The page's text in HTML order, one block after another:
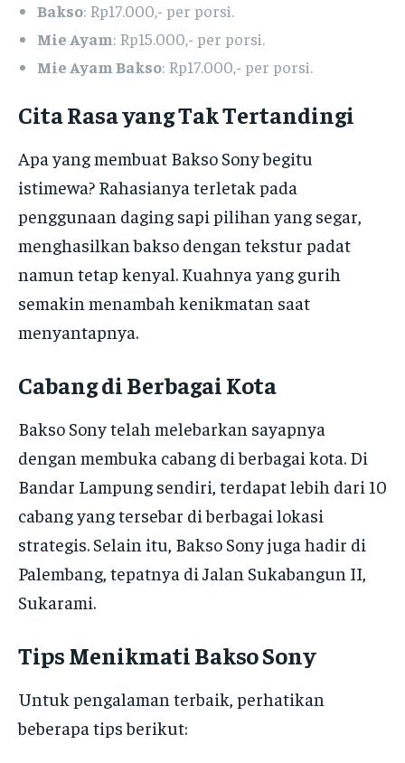
Bakso: Rp17.000,- per porsi.
Mie Ayam: Rp15.000,- per porsi.
Mie Ayam Bakso: Rp17.000,- per porsi.
Cita Rasa yang Tak Tertandingi
Apa yang membuat Bakso Sony begitu
istimewa? Rahasianya terletak pada
penggunaan daging sapi pilihan yang segar,
menghasilkan bakso dengan tekstur padat
namun tetap kenyal. Kuahnya yang gurih
semakin menambah kenikmatan saat
menyantapnya.
Cabang di Berbagai Kota
Bakso Sony telah melebarkan sayapnya
dengan membuka cabang di berbagai kota. Di
Bandar Lampung sendiri, terdapat lebih dari 10
cabang yang tersebar di berbagai lokasi
strategis. Selain itu, Bakso Sony juga hadir di
Palembang, tepatnya di Jalan Sukabangun II,
Sukarami.
Tips Menikmati Bakso Sony
Untuk pengalaman terbaik, perhatikan
beberapa tips berikut: